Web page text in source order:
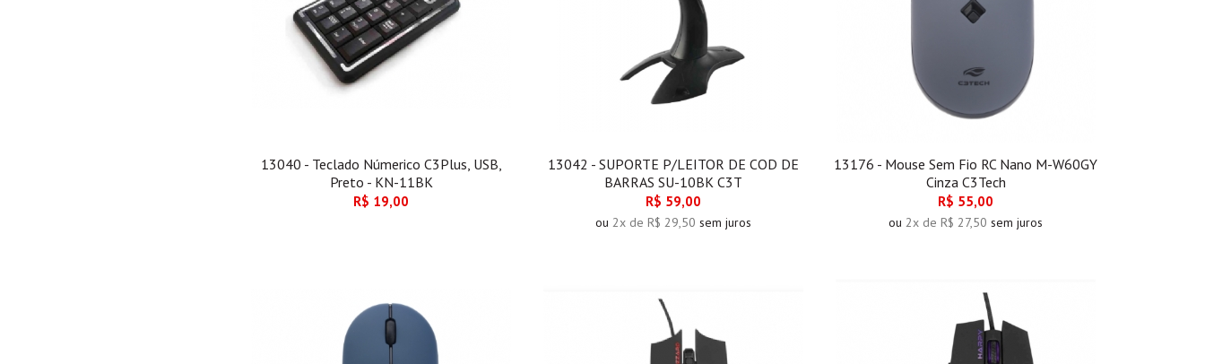
13040 - Teclado Númerico C3Plus, USB,
Preto - KN-11BK
R$ 19,00
13042 - SUPORTE P/LEITOR DE COD DE
BARRAS SU-10BK C3T
R$ 59,00
ou 2x de R$ 29,50 sem juros
13176 - Mouse Sem Fio RC Nano M-W60GY
Cinza C3Tech
R$ 55,00
ou 2x de R$ 27,50 sem juros